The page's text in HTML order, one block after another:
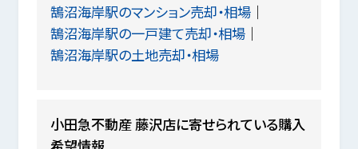
鵠沼海岸駅のマンション売却・相場
鵠沼海岸駅の一戸建て売却・相場
鵠沼海岸駅の土地売却・相場
小田急不動産 藤沢店に寄せられている購入